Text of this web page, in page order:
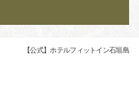
【公式】ホテルフィットイン石垣島